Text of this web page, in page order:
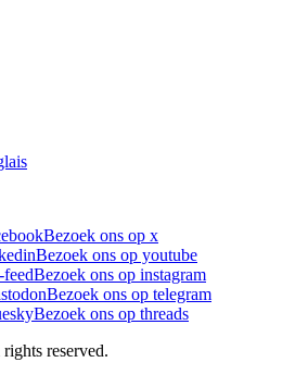
Bezoek ons op x
Bezoek ons op youtube
Bezoek ons op instagram
Bezoek ons op telegram
Bezoek ons op threads
reserved.